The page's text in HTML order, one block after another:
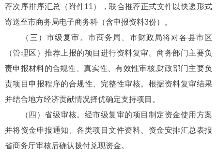
荐次序排序汇总（附件11），联合推荐正式文件以快递形式
寄送至市商务局电子商务科（含申报资料3份）。
（三）市级复审。市商务局、市财政局将对各县市区
（管理区）推荐上报的项目进行资料复审。商务部门主要负
责申报材料的合规性、真实性、有效性审核,财政部门主要负
责项目申报程序的合规性、完整性审核。根据资料复审结果
并结合地方经济贡献情况择优确定支持项目。
（四）省级审核。经市级复审的项目制定资金使用方案
并将资金申报通知、各类项目文件资料、资金安排汇总表报
省商务厅审核后确认拨付兑现资金。